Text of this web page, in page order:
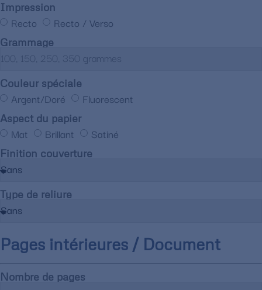
Impression
Recto Recto / Verso
Grammage
Couleur spéciale
Argent/Doré Fluorescent
Aspect du papier
Mat Brillant Satiné
Finition couverture
Type de reliure
Pages intérieures / Document
Nombre de pages